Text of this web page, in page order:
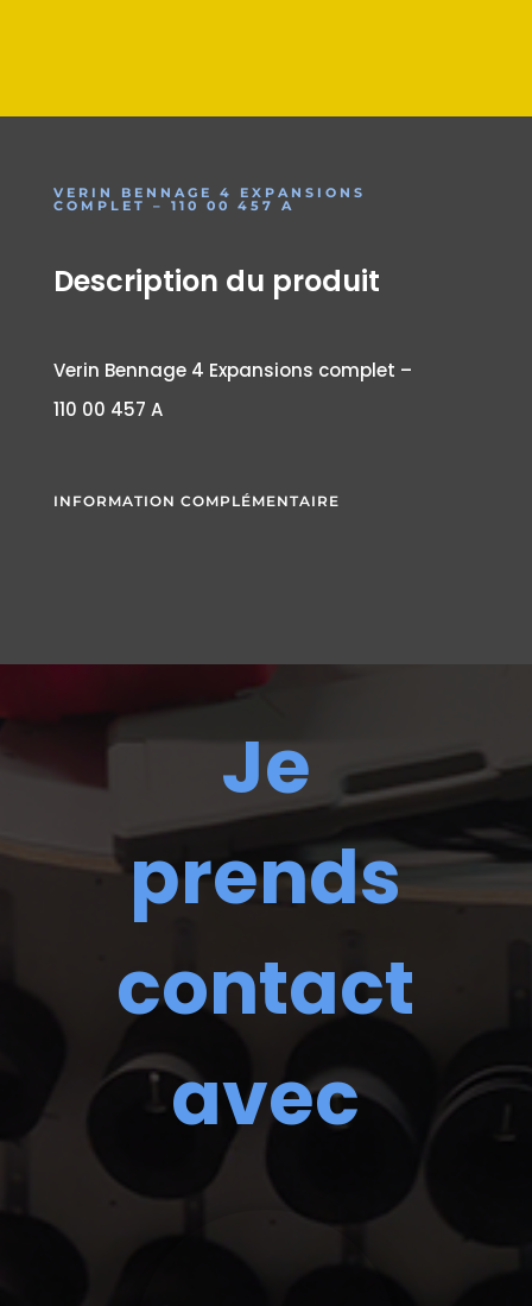
VERIN BENNAGE 4 EXPANSIONS
COMPLET – 110 00 457 A
Description du produit
Verin Bennage 4 Expansions complet –
110 00 457 A
INFORMATION COMPLÉMENTAIRE
Je
prends
contact
avec